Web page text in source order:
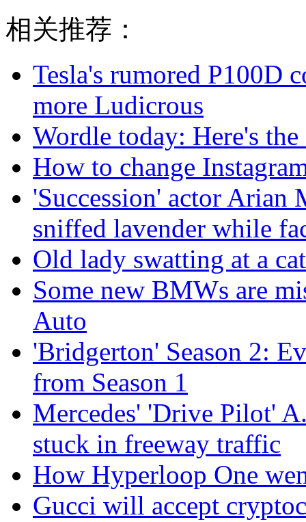
相关推荐：
Tesla's rumored P100D
more Ludicrous
Wordle today: Here's
How to change
'Succession' actor Arian
sniffed lavender while
Old lady swatting at a
Some new BMWs are
Auto
'Bridgerton' Season 2:
from Season 1
Mercedes' 'Drive Pilot'
stuck in freeway traffic
How Hyperloop One
Gucci will accept